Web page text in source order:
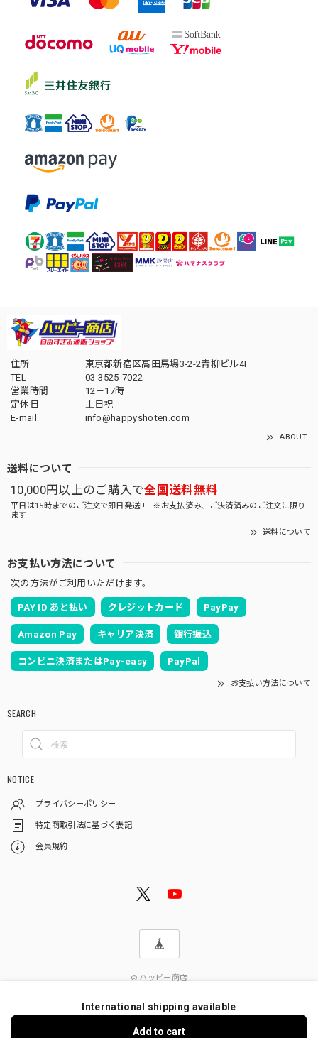
住所
東京都新宿区高田馬場3-2-2青柳ビル4F
TEL
03-3525-7022
営業時間
12－17時
定休日
土日祝
E-mail
info@happyshoten.com
ABOUT
送料について
10,000円以上のご購入で全国送料無料
平日は15時までのご注文で即日発送!! ※お支払済み、ご決済済みのご注文に限り
ます
送料について
お支払い方法について
次の方法がご利用いただけます。
PAY ID あと払い クレジットカード PayPay
Amazon Pay キャリア決済 銀行振込
コンビニ決済またはPay-easy PayPal
お支払い方法について
SEARCH
NOTICE
プライバシーポリシー
特定商取引法に基づく表記
会員規約
© ハッピー商店
International shipping available
Add to cart